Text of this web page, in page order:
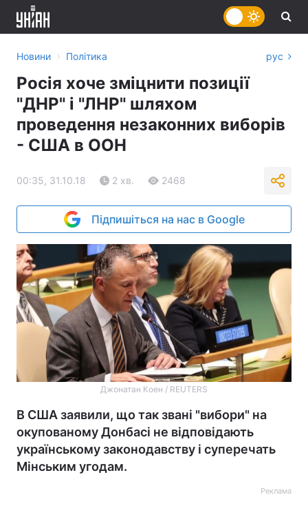
Новини › Політика рус
Росія хоче зміцнити позиції
"ДНР" і "ЛНР" шляхом
проведення незаконних виборів
- США в ООН
00:35, 31.10.18 2 хв. 2468
Підпишіться на нас в Google
Джонатан Коен / REUTERS
В США заявили, що так звані "вибори" на
окупованому Донбасі не відповідають
українському законодавству і суперечать
Мінським угодам.
Реклама